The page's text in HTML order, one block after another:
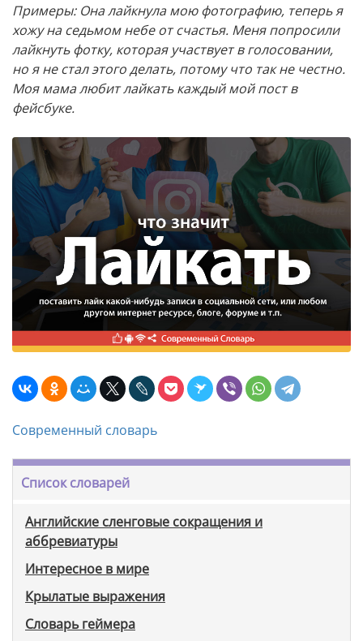
Примеры: Она лайкнула мою фотографию, теперь я
хожу на седьмом небе от счастья. Меня попросили
лайкнуть фотку, которая участвует в голосовании,
но я не стал этого делать, потому что так не честно.
Моя мама любит лайкать каждый мой пост в
фейсбуке.
Современный словарь
Список словарей
Английские сленговые сокращения и
аббревиатуры
Интересное в мире
Крылатые выражения
Словарь геймера